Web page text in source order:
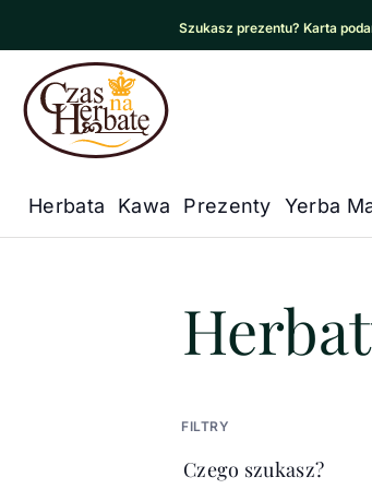
Szukasz prezentu? Karta
Czas na Herbatę Logo
Główna nawigacja
Herbata Kawa Prezenty Yerba
Czas na herbatę
FILTRY
Czego szukasz?